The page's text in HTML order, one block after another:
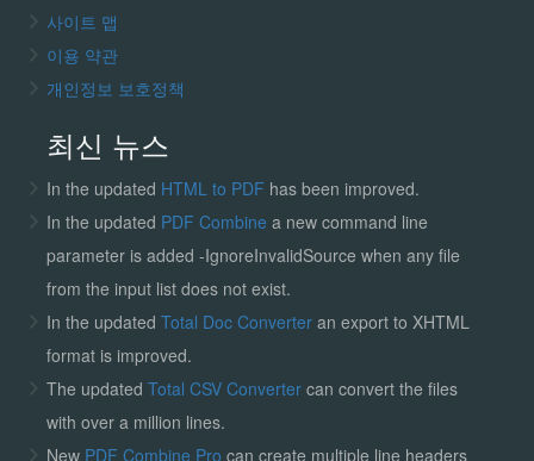
사이트 맵
이용 약관
개인정보 보호정책
최신 뉴스
In the updated HTML to PDF has been improved.
In the updated PDF Combine a new command line
parameter is added -IgnoreInvalidSource when any file
from the input list does not exist.
In the updated Total Doc Converter an export to XHTML
format is improved.
The updated Total CSV Convertercan convert the files
with over a million lines.
New PDF Combine Pro can create multiple line headers